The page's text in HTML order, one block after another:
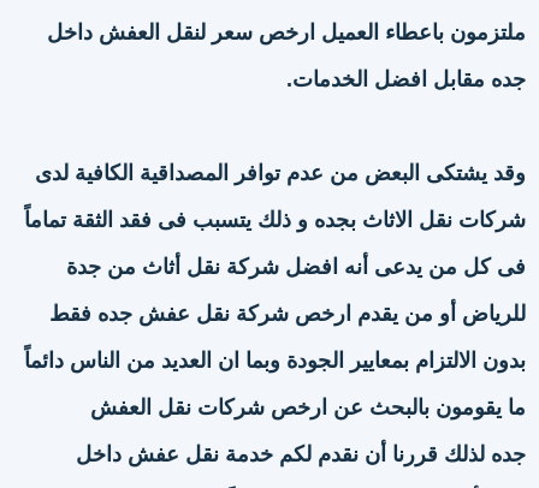
ملتزمون باعطاء العميل ارخص سعر لنقل العفش داخل
جده مقابل افضل الخدمات.
وقد يشتكى البعض من عدم توافر المصداقية الكافية لدى
شركات نقل الاثاث بجده و ذلك يتسبب فى فقد الثقة تماماً
فى كل من يدعى أنه افضل شركة نقل أثاث من جدة
للرياض أو من يقدم ارخص شركة نقل عفش جده فقط
بدون الالتزام بمعايير الجودة وبما ان العديد من الناس دائماً
ما يقومون بالبحث عن ارخص شركات نقل العفش
جده لذلك قررنا أن نقدم لكم خدمة نقل عفش داخل